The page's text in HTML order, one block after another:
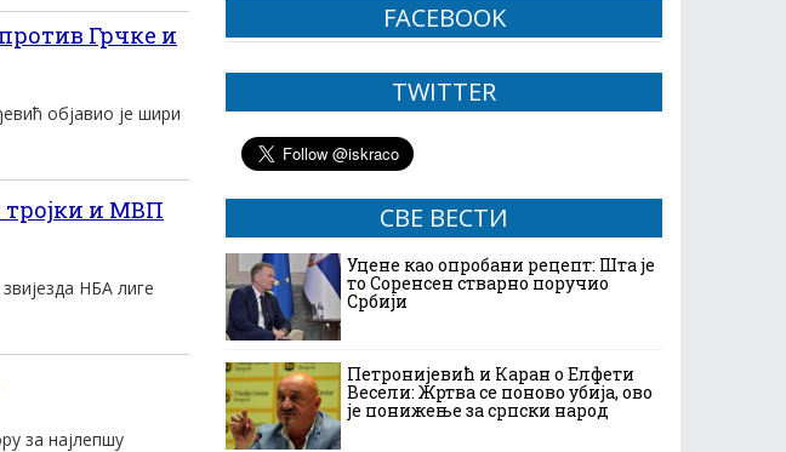
Грчке и
објавио је шири
и МВП
НБА лиге
за најлепшу
FACEBOOK
TWITTER
СВЕ ВЕСТИ
Уцене као опробани рецепт: Шта је
то Соренсен стварно поручио
Србији
Петронијевић и Каран о Елфети
Весели: Жртва се поново убија, ово
је понижење за српски народ